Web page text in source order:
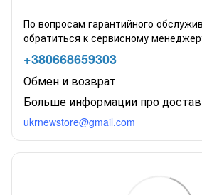
По вопросам гарантийного
обратиться к сервисному
+380668659303
Обмен и возврат
Больше информации про
ukrnewstore@gmail.com